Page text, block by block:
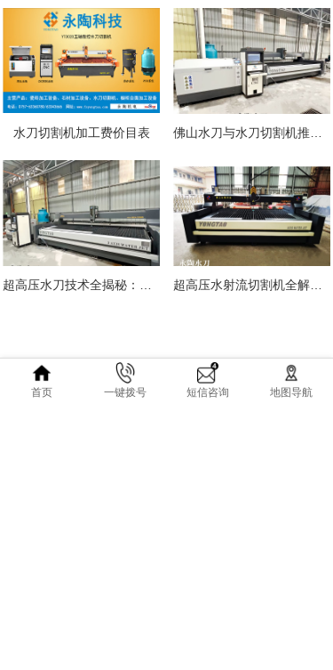
水刀切割机加工费价目表
首页 一键拨号 短信咨询 地图导航